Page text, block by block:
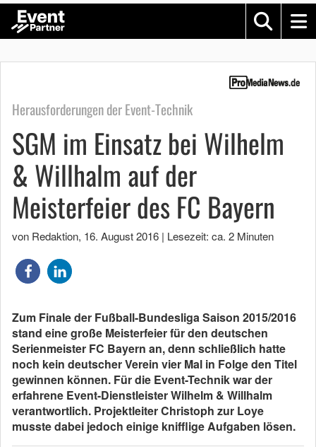
Herausforderungen der Event-Technik
SGM im Einsatz bei Wilhelm
& Willhalm auf der
Meisterfeier des FC Bayern
von Redaktion, 16. August 2016 | Lesezeit: ca. 2 Minuten
Zum Finale der Fußball-Bundesliga Saison 2015/2016
stand eine große Meisterfeier für den deutschen
Serienmeister FC Bayern an, denn schließlich hatte
noch kein deutscher Verein vier Mal in Folge den Titel
gewinnen können. Für die Event-Technik war der
erfahrene Event-Dienstleister Wilhelm & Willhalm
verantwortlich. Projektleiter Christoph zur Loye
musste dabei jedoch einige knifflige Aufgaben lösen.